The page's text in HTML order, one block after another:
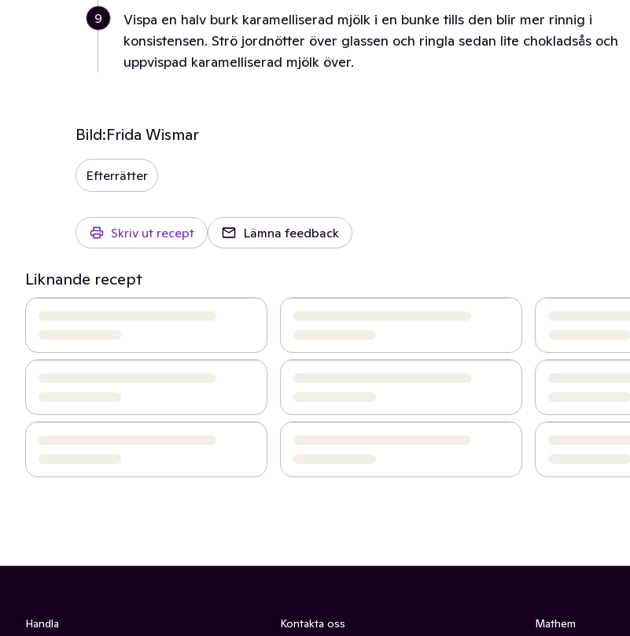
9
Vispa en halv burk karamelliserad mjölk i en bunke tills den blir mer rinnig i
konsistensen. Strö jordnötter över glassen och ringla sedan lite chokladsås och
uppvispad karamelliserad mjölk över.
Bild:Frida Wismar
Efterrätter
Skriv ut recept Lämna feedback
Liknande recept
Handla Kontakta oss Mathem